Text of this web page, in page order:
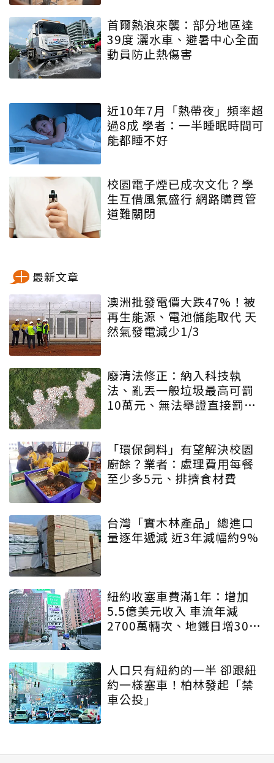
首爾熱浪來襲：部分地區達
39度 灑水車、避暑中心全面
動員防止熱傷害
近10年7月「熱帶夜」頻率超
過8成 學者：一半睡眠時間可
能都睡不好
校園電子煙已成次文化？學
生互借風氣盛行 網路購買管
道難關閉
最新文章
澳洲批發電價大跌47%！被
再生能源、電池儲能取代 天
然氣發電減少1/3
廢清法修正：納入科技執
法、亂丟一般垃圾最高可罰
10萬元、無法舉證直接罰車
「環保飼料」有望解決校園
廚餘？業者：處理費用每餐
至少多5元、排擠食材費
台灣「實木林產品」總進口
量逐年遞減 近3年減幅約9%
紐約收塞車費滿1年：增加
5.5億美元收入 車流年減
2700萬輛次、地鐵日增30萬
人口只有紐約的一半 卻跟紐
約一樣塞車！柏林發起「禁
車公投」